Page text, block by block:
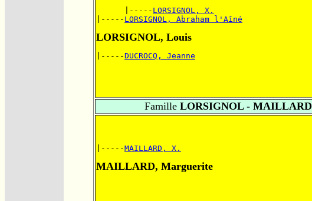
      |-----
LORSIGNOL, X.
|----- LORSIGNOL, Abraham l'Aîné
LORSIGNOL, Louis
|-----DUCROCQ, Jeanne
Famille LORSIGNOL - MAILLARD
|-----MAILLARD, X.
MAILLARD, Marguerite